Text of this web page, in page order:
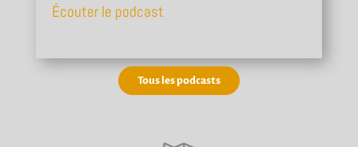
Écouter le podcast
Tous les podcasts